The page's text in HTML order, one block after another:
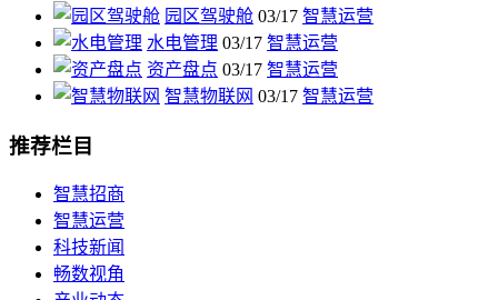
园区驾驶舱 03/17 智慧运营
水电管理 03/17 智慧运营
资产盘点 03/17 智慧运营
智慧物联网 03/17 智慧运营
推荐栏目
智慧招商
智慧运营
科技新闻
畅数视角